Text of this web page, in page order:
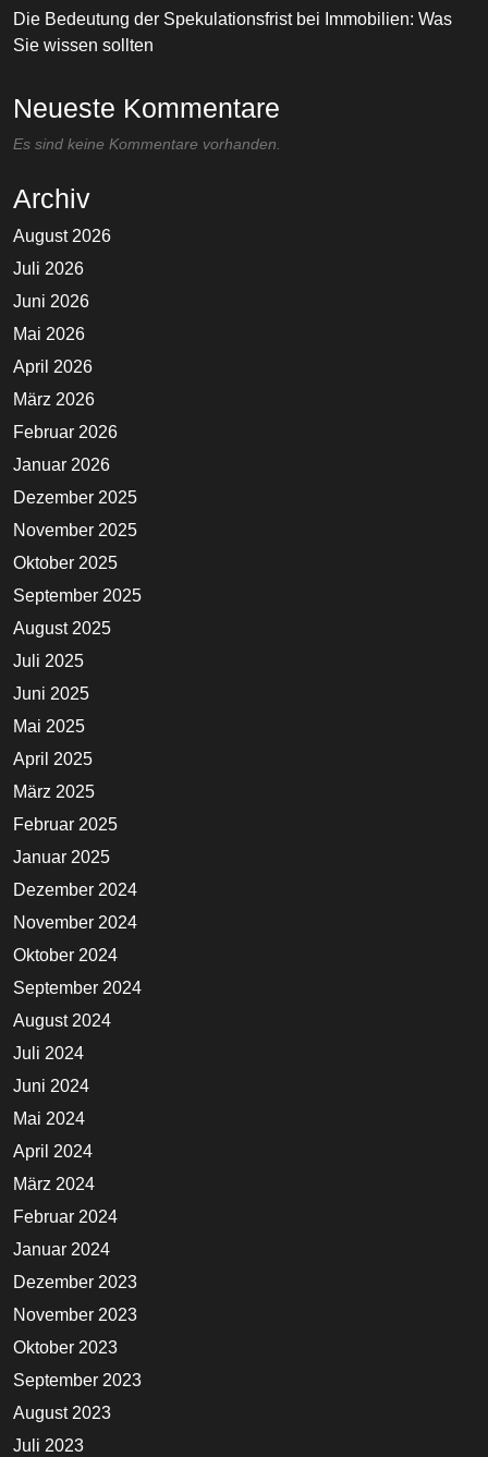
Die Bedeutung der Spekulationsfrist bei Immobilien: Was
Sie wissen sollten
Neueste Kommentare
Es sind keine Kommentare vorhanden.
Archiv
August 2026
Juli 2026
Juni 2026
Mai 2026
April 2026
März 2026
Februar 2026
Januar 2026
Dezember 2025
November 2025
Oktober 2025
September 2025
August 2025
Juli 2025
Juni 2025
Mai 2025
April 2025
März 2025
Februar 2025
Januar 2025
Dezember 2024
November 2024
Oktober 2024
September 2024
August 2024
Juli 2024
Juni 2024
Mai 2024
April 2024
März 2024
Februar 2024
Januar 2024
Dezember 2023
November 2023
Oktober 2023
September 2023
August 2023
Juli 2023